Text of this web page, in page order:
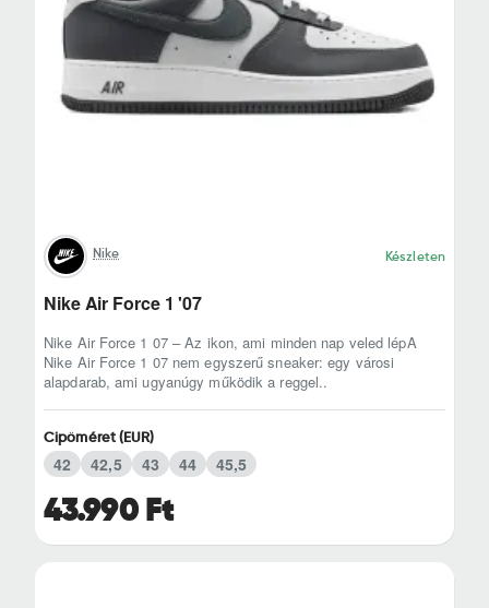
Nike Készleten
Nike Air Force 1 '07
Nike Air Force 1 07 – Az ikon, ami minden nap veled lépA
Nike Air Force 1 07 nem egyszerű sneaker: egy városi
alapdarab, ami ugyanúgy működik a reggel..
43.990 Ft
Cipőméret (EUR)
42 42,5 43 44 45,5